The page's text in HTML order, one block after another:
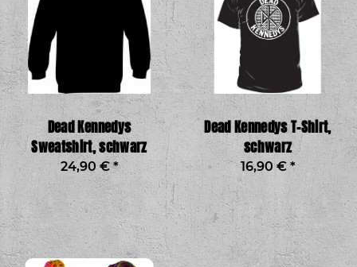
Dead Kennedys
Sweatshirt, schwarz
24,90 €*
Dead Kennedys T-Shirt,
schwarz
16,90 € *